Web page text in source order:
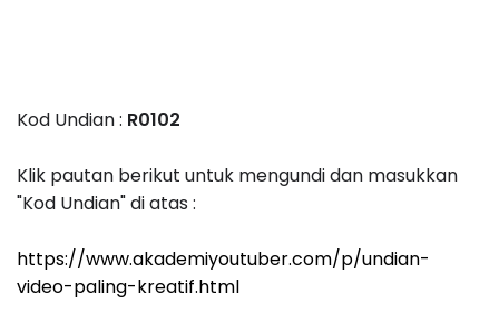
Kod Undian : R0102
Klik pautan berikut untuk mengundi dan masukkan
"Kod Undian" di atas :
https://www.akademiyoutuber.com/p/undian-
video-paling-kreatif.html